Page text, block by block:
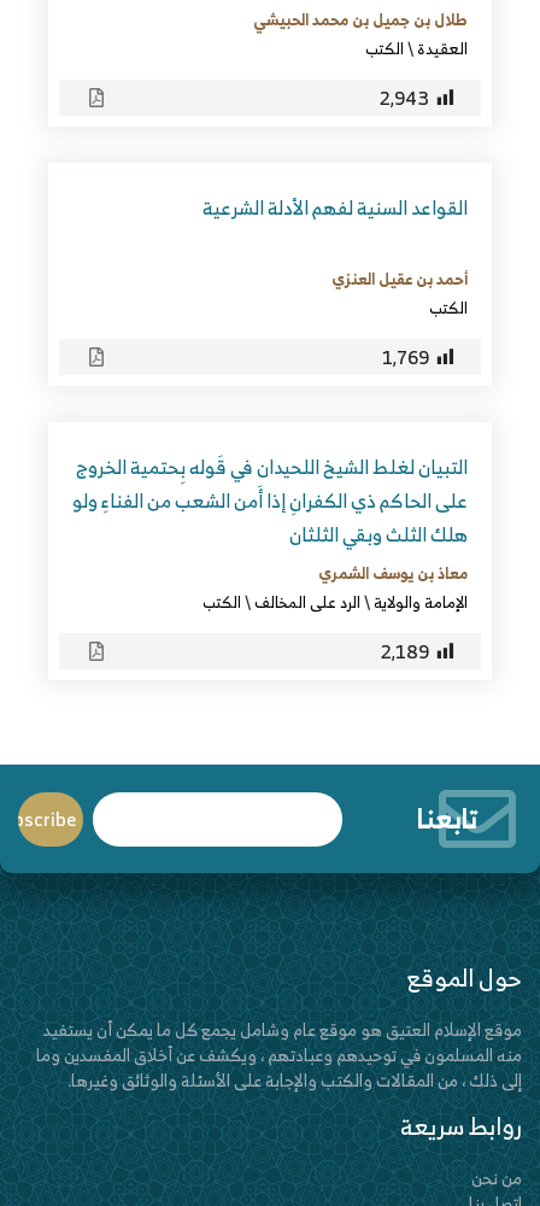
طلال بن جميل بن محمد الحبيشي
العقيدة\الكتب
2٬943
القواعد السنية لفهم الأدلة الشرعية
أحمد بن عقيل العنزي
الكتب
1٬769
التبيان لغلط الشيخ اللحيدان في قَوله بِحتمية الخروج
على الحاكم ذي الكفرانِ إذا أَمن الشعب من الفناءِ ولو
هلك الثلث وبقي الثلثان
معاذ بن يوسف الشمري
الإمامة والولاية\الرد على المخالف\الكتب
2٬189
تابعنا
حول الموقع
موقع الإسلام العتيق هو موقع عام وشامل يجمع كل ما يمكن أن يستفيد
منه المسلمون في توحيدهم وعبادتهم ، ويكشف عن أخلاق المفسدين وما
إلى ذلك ، من المقالات والكتب والإجابة على الأسئلة والوثائق وغيرها.
روابط سريعة
من نحن